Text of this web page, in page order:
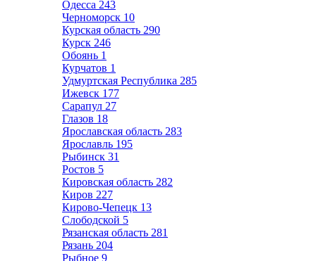
Одесса 243
Черноморск 10
Курская область 290
Курск 246
Обоянь 1
Курчатов 1
Удмуртская Республика 285
Ижевск 177
Сарапул 27
Глазов 18
Ярославская область 283
Ярославль 195
Рыбинск 31
Ростов 5
Кировская область 282
Киров 227
Кирово-Чепецк 13
Слободской 5
Рязанская область 281
Рязань 204
Рыбное 9